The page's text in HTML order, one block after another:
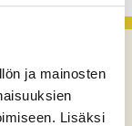
ja mainosten
Lisäksi